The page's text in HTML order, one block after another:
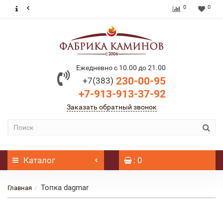
0 0
Ежедневно с 10.00 до 21.00
+7(383) 230-00-95
+7-913-913-37-92
Заказать обратный звонок
Каталог : 0
Главная Топка dagmar